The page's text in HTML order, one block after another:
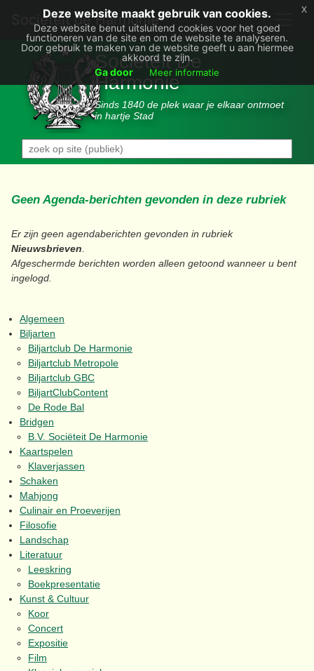
Deze website maakt gebruik van cookies.
Deze website benut uitsluitend cookies voor het goed
functioneren van de site en om de website te analyseren.
Door gebruik te maken van de website geeft u aan hiermee
akkoord te zijn.
Ga door
Meer informatie
x
Societëit de Harmonie
Sociëteit De
Harmonie
Sinds 1840 de plek waar je elkaar ontmoet
in hartje Stad
Geen Agenda-berichten gevonden in deze rubriek
Er zijn geen agendaberichten gevonden in rubriek
Nieuwsbrieven
Afgeschermde berichten worden alleen getoond wanneer u bent
ingelogd.
Algemeen
Biljarten
Biljartclub De Harmonie
Biljartclub Metropole
Biljartclub GBC
BiljartClubContent
De Rode Bal
Bridgen
B.V. Sociëteit De Harmonie
Kaartspelen
Klaverjassen
Schaken
Mahjong
Culinair en Proeverijen
Filosofie
Landschap
Literatuur
Leeskring
Boekpresentatie
Kunst & Cultuur
Koor
Concert
Expositie
Film